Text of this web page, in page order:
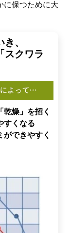
に保つために大
、
スクワラ
燥」を招く
すくなる
できやすく